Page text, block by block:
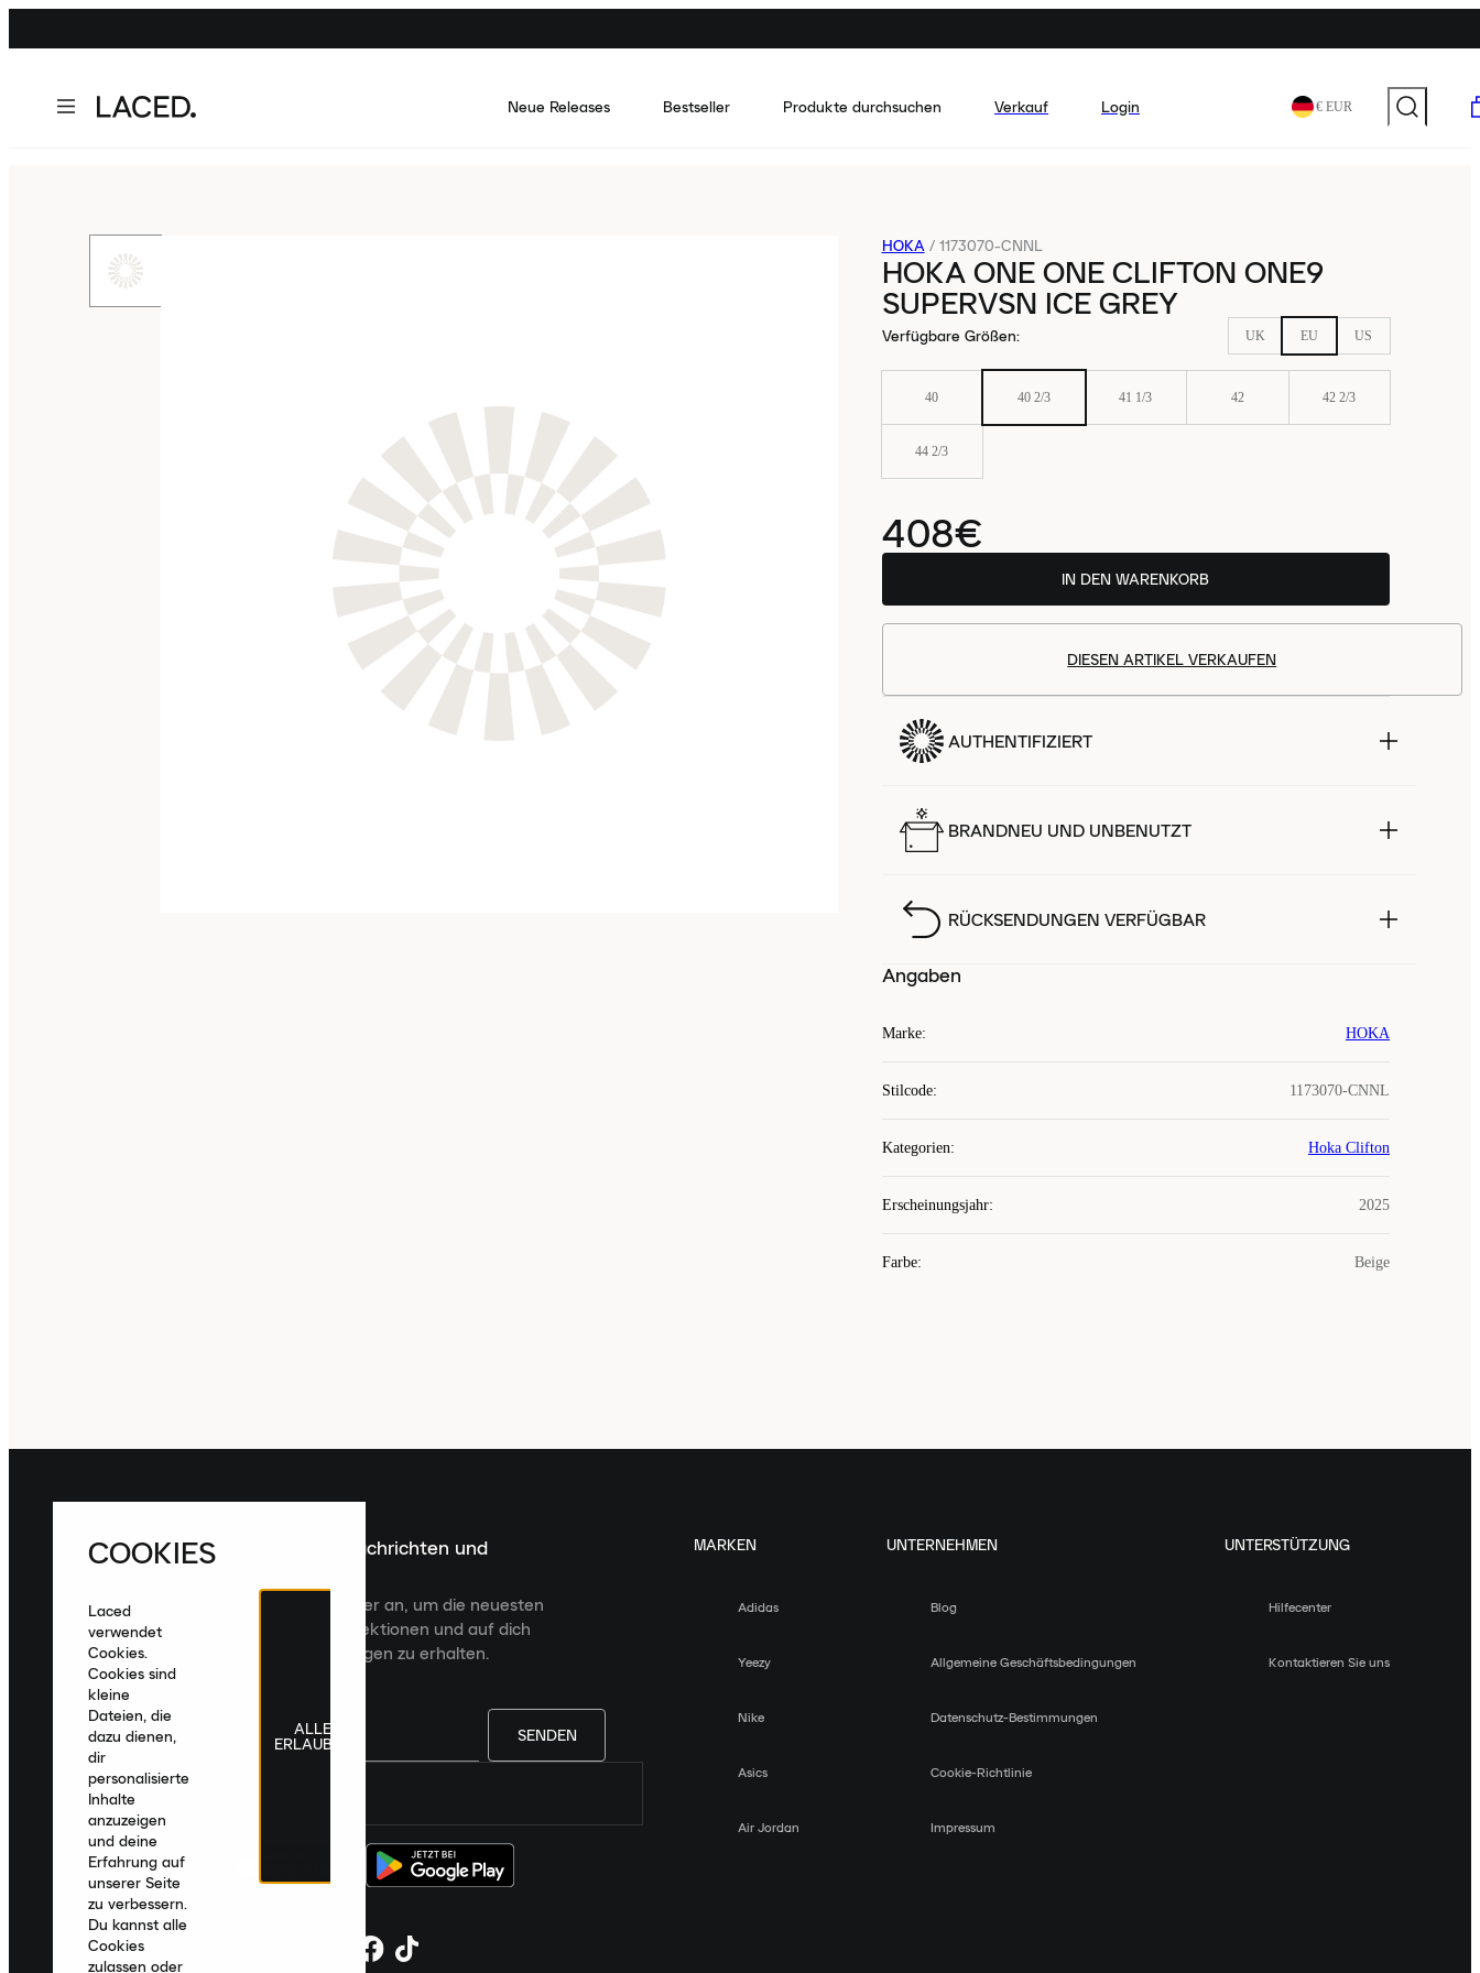
Neue Releases Bestseller Produkte durchsuchen Verkauf Login € EUR
HOKA / 1173070-CNNL
HOKA ONE ONE CLIFTON ONE9
SUPERVSN ICE GREY
Verfügbare Größen: UK EU US
40 40 2/3 41 1/3 42 42 2/3
44 2/3
408€
IN DEN WARENKORB
DIESEN ARTIKEL VERKAUFEN
AUTHENTIFIZIERT
BRANDNEU UND UNBENUTZT
RÜCKSENDUNGEN VERFÜGBAR
Angaben
Marke: HOKA
Stilcode: 1173070-CNNL
Kategorien: Hoka Clifton
Erscheinungsjahr: 2025
Farbe: Beige
Melde dich für die neuesten Nachrichten und
Veröffentlichungen an
Melde dich für den Laced Newsletter an, um die neuesten
Veröffentlichungen, kuratierte Kollektionen und auf dich
zugeschnittene Produktempfehlungen zu erhalten.
SENDEN
MARKEN
Adidas
Yeezy
Nike
Asics
Air Jordan
UNTERNEHMEN
Blog
Allgemeine Geschäftsbedingungen
Datenschutz-Bestimmungen
Cookie-Richtlinie
Impressum
UNTERSTÜTZUNG
Hilfecenter
Kontaktieren Sie uns
COOKIES
Laced
verwendet
Cookies.
Cookies sind
kleine
Dateien, die
dazu dienen,
dir
personalisierte
Inhalte
anzuzeigen
und deine
Erfahrung auf
unserer Seite
zu verbessern.
Du kannst alle
Cookies
zulassen oder
ALLE
ERLAUBEN